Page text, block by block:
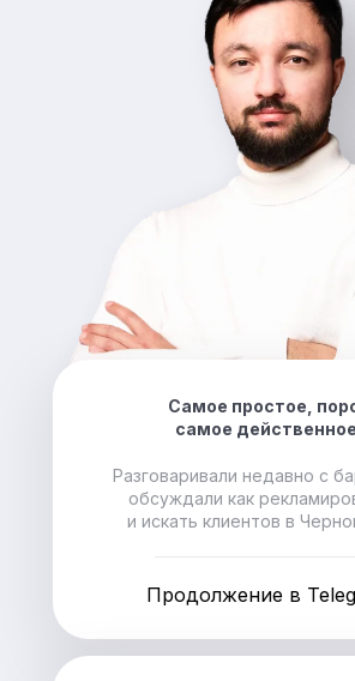
Самое простое,
самое
Разговаривали недавно с
обсуждали как
и искать клиентов в
Продолжение в